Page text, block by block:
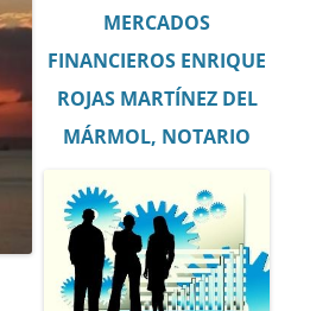
MERCADOS
FINANCIEROS ENRIQUE
ROJAS MARTÍNEZ DEL
MÁRMOL, NOTARIO